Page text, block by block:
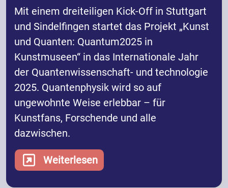
Mit einem dreiteiligen Kick-Off in Stuttgart
und Sindelfingen startet das Projekt „Kunst
und Quanten: Quantum2025 in
Kunstmuseen“ in das Internationale Jahr
der Quantenwissenschaft- und technologie
2025. Quantenphysik wird so auf
ungewohnte Weise erlebbar – für
Kunstfans, Forschende und alle
dazwischen.
Weiterlesen